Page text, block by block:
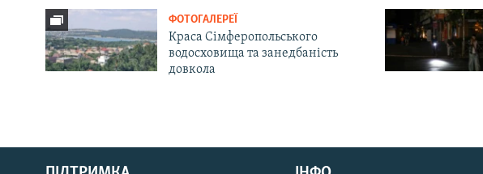
Русский
ФОТОГАЛЕРЕЇ
Краса Сімферопольського
водосховища та занедбаність
довкола